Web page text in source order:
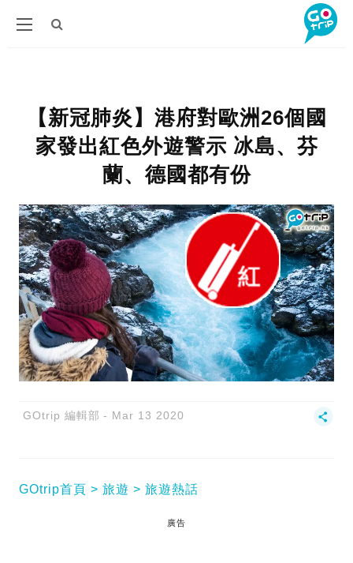
【新冠肺炎】港府對歐洲26個國
家發出紅色外遊警示 冰島、芬
蘭、德國都有份
GOtrip 編輯部 Mar 13 2020
GOtrip首頁 旅遊 旅遊熱話
廣告